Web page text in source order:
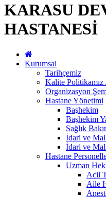
KARASU
HASTANESİ
Kurumsal
Tarihçemiz
Kalite
Organizasyon
Hastane Yönetimi
Başhekim
Başhekim
Sağlık
İdari ve
İdari ve
Hastane
Uzman
Acil
Aile